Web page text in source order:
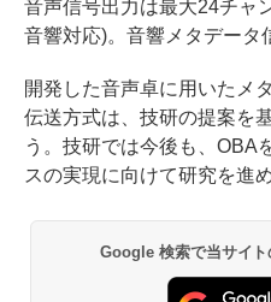
音声信号出力は最大24チャ
音響対応)。音響メタデータ
開発した音声卓に用いたメ
伝送方式は、技研の提案を
う。技研では今後も、OBA
スの実現に向けて研究を進
Google 検索で当サイ